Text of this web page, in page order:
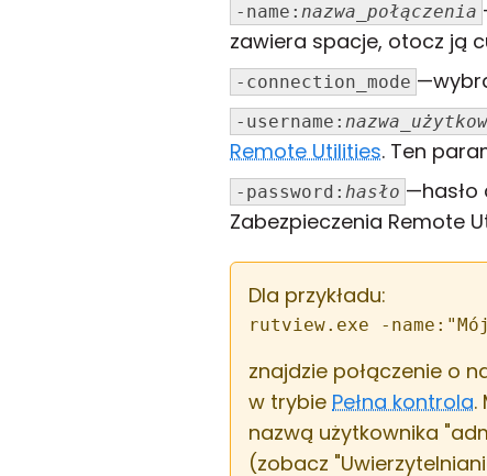
-name: nazwa_połączenia
zawiera spacje, otocz ją
-connection_mode
-username:
Remote Utilities. Ten
-password: hasło —hasło
Zabezpieczenia Remote
Dla przykładu:
rutview.exe -
znajdzie połączenie o
w trybie Pełna kontrola.
nazwą użytkownika
(zobacz